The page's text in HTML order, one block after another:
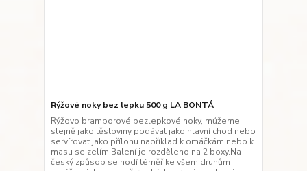
Rýžové noky bez lepku 500 g LA BONTÁ
Rýžovo bramborové bezlepkové noky, můžeme
stejně jako těstoviny podávat jako hlavní chod nebo
servírovat jako přílohu například k omáčkám nebo k
masu se zelím.Balení je rozděleno na 2 boxy.Na
český způsob se hodí téměř ke všem druhům